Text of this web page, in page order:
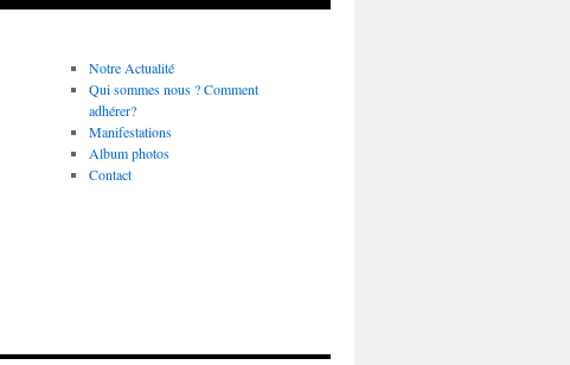
Notre Actualité
Qui sommes nous ? Comment
adhérer?
Manifestations
Album photos
Contact